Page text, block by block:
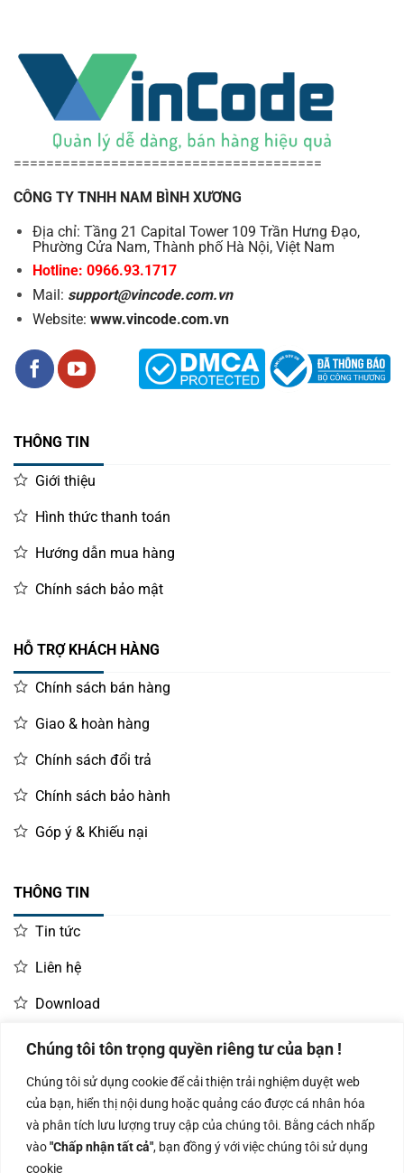
Chúng tôi tôn trọng quyền riêng tư của bạn !
Chúng tôi sử dụng cookie để cải thiện trải nghiệm duyệt web
của bạn, hiển thị nội dung hoặc quảng cáo được cá nhân hóa
và phân tích lưu lượng truy cập của chúng tôi. Bằng cách nhấp
vào"Chấp nhận tất cả", bạn đồng ý với việc chúng tôi sử dụng
cookie
======================================
CÔNG TY TNHH NAM BÌNH XƯƠNG
Địa chỉ: Tầng 21 Capital Tower 109 Trần Hưng Đạo,
Phường Cửa Nam, Thành phố Hà Nội, Việt Nam
Hotline: 0966.93.1717
Mail: support@vincode.com.vn
Website: www.vincode.com.vn
THÔNG TIN
Giới thiệu
Hình thức thanh toán
Hướng dẫn mua hàng
Chính sách bảo mật
HỖ TRỢ KHÁCH HÀNG
Chính sách bán hàng
Giao & hoàn hàng
Chính sách đổi trả
Chính sách bảo hành
Góp ý & Khiếu nại
THÔNG TIN
Tin tức
Liên hệ
Download
LIÊN HỆ MUA HÀNG
Kinh doanh:
0966.93.1717
KD Dự Án: 0987
835 345
Kế Toán:
0987.919.040